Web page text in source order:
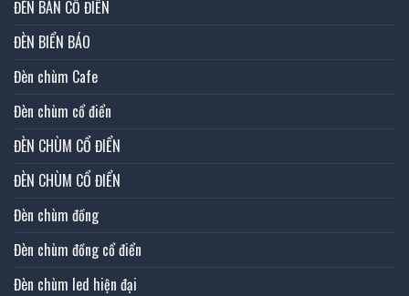
ĐÈN BÀN CỔ ĐIỂN
ĐÈN BIỂN BÁO
Đèn chùm Cafe
Đèn chùm cổ điển
ĐÈN CHÙM CỔ ĐIỂN
ĐÈN CHÙM CỔ ĐIỂN
Đèn chùm đồng
Đèn chùm đồng cổ điển
Đèn chùm led hiện đại